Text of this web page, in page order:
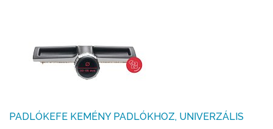
PADLÓKEFE KEMÉNY PADLÓKHOZ, UNIVERZÁLIS